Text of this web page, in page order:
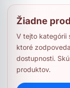
Žiadne
V tejto kategórii
ktoré
dostupnosti.
produktov.